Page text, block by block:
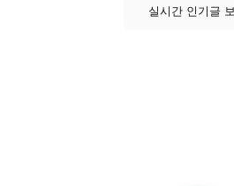
실시간 인기글